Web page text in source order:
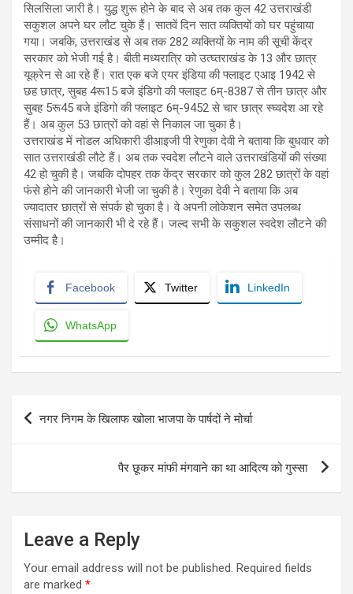
सिलसिला जारी है। युद्ध शुरू होने के बाद से अब तक कुल 42 उत्तराखंडी
सकुशल अपने घर लौट चुके हैं। सातवें दिन सात व्यक्तियों को घर पहुंचाया
गया। जबकि, उत्तराखंड से अब तक 282 व्यक्तियों के नाम की सूची केंद्र
सरकार को भेजी गई है। बीती मध्यरात्रि को उत्घ्तराखंड के 13 और छात्र
यूक्रेन से आ रहे हैं। रात एक बजे एयर इंडिया की फ्लाइट एआइ 1942 से
छह छात्र, सुबह 4रू15 बजे इंडिगो की फ्लाइट 6म्-8387 से तीन छात्र और
सुबह 5रू45 बजे इंडिगो की फ्लाइट 6म्-9452 से चार छात्र स्घ्वदेश आ रहे
हैं। अब कुल 53 छात्रों को वहां से निकाल जा चुका है।
उत्तराखंड में नोडल अधिकारी डीआइजी पी रेणुका देवी ने बताया कि बुधवार को
सात उत्तराखंडी लौटे हैं। अब तक स्वदेश लौटने वाले उत्तराखंडियों की संख्या
42 हो चुकी है। जबकि दोपहर तक केंद्र सरकार को कुल 282 छात्रों के वहां
फंसे होने की जानकारी भेजी जा चुकी है। रेणुका देवी ने बताया कि अब
ज्यादातर छात्रों से संपर्क हो चुका है। वे अपनी लोकेशन समेत उपलब्ध
संसाधनों की जानकारी भी दे रहे हैं। जल्द सभी के सकुशल स्वदेश लौटने की
उम्मीद है।
Facebook Twitter LinkedIn
WhatsApp
Post
नगर निगम के खिलाफ खोला भाजपा के पार्षदों ने मोर्चा
पैर छूकर मांफी मंगवाने का था आदित्य को गुस्सा
Leave a Reply
Your email address will not be published. Required fields
are marked *